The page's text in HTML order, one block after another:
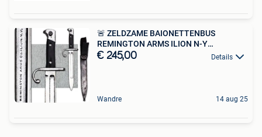
🚨 ZELDZAME BAIONETTENBUS
REMINGTON ARMS ILION N-Y
ORIGINEEL
€ 245,00 Details
Wandre 14 aug 25